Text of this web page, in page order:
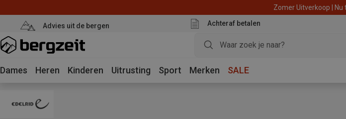
Zomer Uitverkoop |
Advies uit de bergen Achteraf betalen
Dames Heren Kinderen Uitrusting Sport Merken SALE